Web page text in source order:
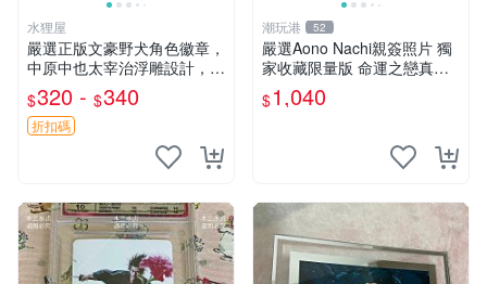
水狸屋
嚴選正版文豪野犬角色徽章，
中原中也太宰治浮雕設計，5
8mm馬口鐵質吧唧徽章，有
原袋可對光確認。國谷正品保
障，適合收藏。 中原中也 浮
$320 - $340
折扣碼
潮玩港 52
嚴選Aono Nachi親簽照片 獨
家收藏限量版 命運之戀真跡
簽名 命運之戀 親簽照 愛的告
白
$1,040